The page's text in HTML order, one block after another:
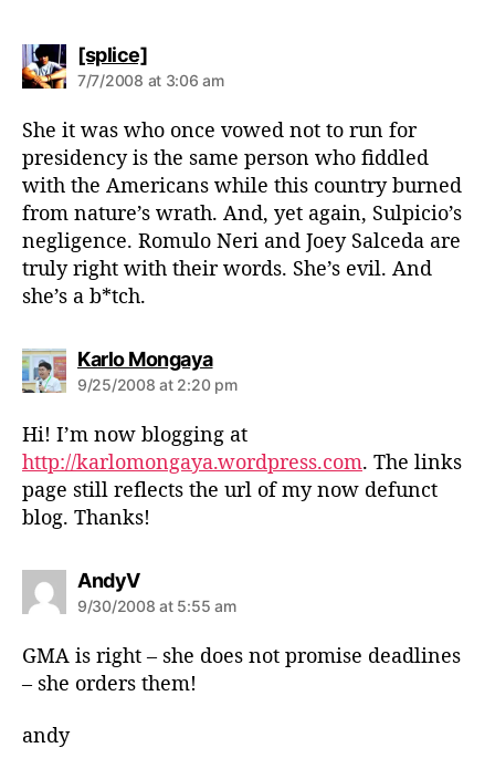
[splice]s
a
:
7/7/2008 at 3:06 am
She it was who once vowed not to run for
presidency is the same person who fiddled
with the Americans while this country burned
from nature’s wrath. And, yet again, Sulpicio’s
negligence. Romulo Neri and Joey Salceda are
truly right with their words. She’s evil. And
she’s a b*tch.
Karlo Mongayas
a
y
:
9/25/2008 at 2:20 pm
Hi! I’m now blogging at
http://karlomongaya.wordpress.com. The links
page still reflects the url of my now defunct
blog. Thanks!
AndyVs
a
:
9/30/2008 at 5:55 am
GMA is right – she does not promise deadlines
– she orders them!
andy